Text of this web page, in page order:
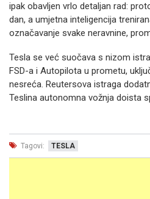
ipak obavljen vrlo detaljan rad:
dan, a umjetna inteligencija
označavanje svake neravnine,
Tesla se već suočava s nizom
FSD-a i Autopilota u prometu,
nesreća. Reutersova istraga
Teslina autonomna vožnja doista
Tagovi: TESLA